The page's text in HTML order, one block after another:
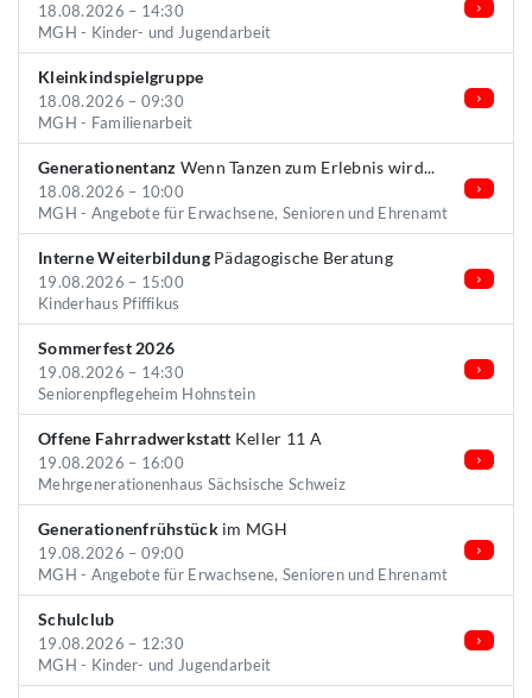
18.08.2026 – 14:30
MGH - Kinder- und Jugendarbeit
Kleinkindspielgruppe
18.08.2026 – 09:30
MGH - Familienarbeit
Generationentanz Wenn Tanzen zum Erlebnis wird...
18.08.2026 – 10:00
MGH - Angebote für Erwachsene, Senioren und Ehrenamt
Interne WeiterbildungPädagogische Beratung
19.08.2026 – 15:00
Kinderhaus Pfiffikus
Sommerfest 2026
19.08.2026 – 14:30
Seniorenpflegeheim Hohnstein
Offene Fahrradwerkstatt Keller 11 A
19.08.2026 – 16:00
Mehrgenerationenhaus Sächsische Schweiz
Generationenfrühstückim MGH
19.08.2026 – 09:00
MGH - Angebote für Erwachsene, Senioren und Ehrenamt
Schulclub
19.08.2026 – 12:30
MGH - Kinder- und Jugendarbeit